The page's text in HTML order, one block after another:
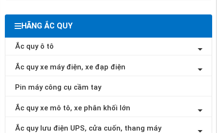
HÃNG ẮC QUY
Ắc quy ô tô
Ắc quy xe máy điện, xe đạp điện
Pin máy công cụ cầm tay
Ắc quy xe mô tô, xe phân khối lớn
Ắc quy lưu điện UPS, cửa cuốn, thang máy